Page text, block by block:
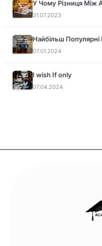
У Чому Різниця Між
31.07.2023
Найбільш Популярні
07.01.2024
I wish If only
07.04.2024